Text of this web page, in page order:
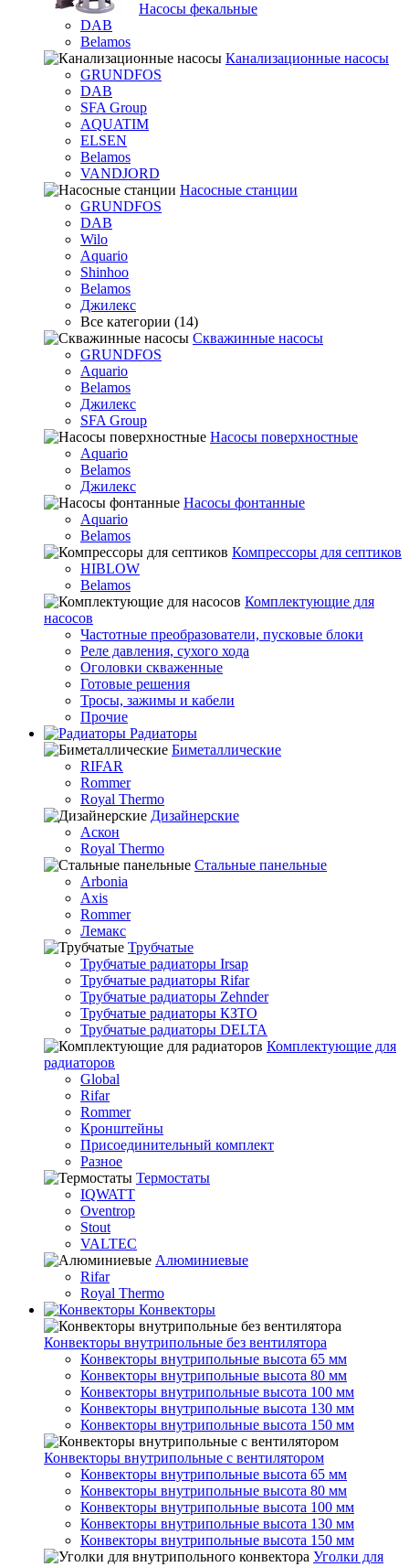
Насосы фекальные
DAB
Belamos
Канализационные насосы
GRUNDFOS
DAB
SFA Group
AQUATIM
ELSEN
Belamos
VANDJORD
Насосные станции
GRUNDFOS
DAB
Wilo
Aquario
Shinhoo
Belamos
Джилекс
Все категории (14)
Скважинные насосы
GRUNDFOS
Aquario
Belamos
Джилекс
SFA Group
Насосы поверхностные
Aquario
Belamos
Джилекс
Насосы фонтанные
Aquario
Belamos
Компрессоры для септиков
HIBLOW
Belamos
Комплектующие для
насосов
Частотные преобразователи, пусковые блоки
Реле давления, сухого хода
Оголовки скваженные
Готовые решения
Тросы, зажимы и кабели
Прочие
Радиаторы
Биметаллические
RIFAR
Rommer
Royal Thermo
Дизайнерские
Аскон
Royal Thermo
Стальные панельные
Arbonia
Axis
Rommer
Лемакс
Трубчатые
Трубчатые радиаторы Irsap
Трубчатые радиаторы Rifar
Трубчатые радиаторы Zehnder
Трубчатые радиаторы КЗТО
Трубчатые радиаторы DELTA
Комплектующие для
радиаторов
Global
Rifar
Rommer
Кронштейны
Присоединительный комплект
Разное
Термостаты
IQWATT
Oventrop
Stout
VALTEC
Алюминиевые
Rifar
Royal Thermo
Конвекторы
Конвекторы внутрипольные без вентилятора
Конвекторы внутрипольные высота 65 мм
Конвекторы внутрипольные высота 80 мм
Конвекторы внутрипольные высота 100 мм
Конвекторы внутрипольные высота 130 мм
Конвекторы внутрипольные высота 150 мм
Конвекторы внутрипольные с вентилятором
Конвекторы внутрипольные высота 65 мм
Конвекторы внутрипольные высота 80 мм
Конвекторы внутрипольные высота 100 мм
Конвекторы внутрипольные высота 130 мм
Конвекторы внутрипольные высота 150 мм
Уголки для